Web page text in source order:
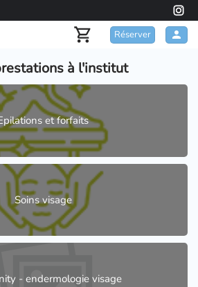
Réserver
à l'institut
et forfaits
Soins visage
- endermologie visage